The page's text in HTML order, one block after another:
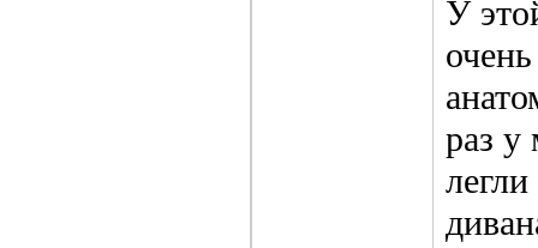
У
раз у